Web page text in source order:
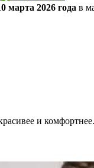
марта 2026 года в
и